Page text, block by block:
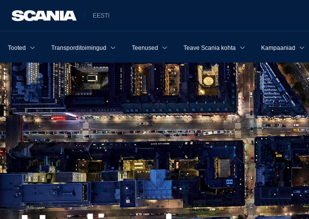
EESTI
Tooted Transporditoimingud Teenused Teave Scania kohta Kampaaniad